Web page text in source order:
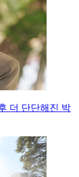
더 단단해진 박